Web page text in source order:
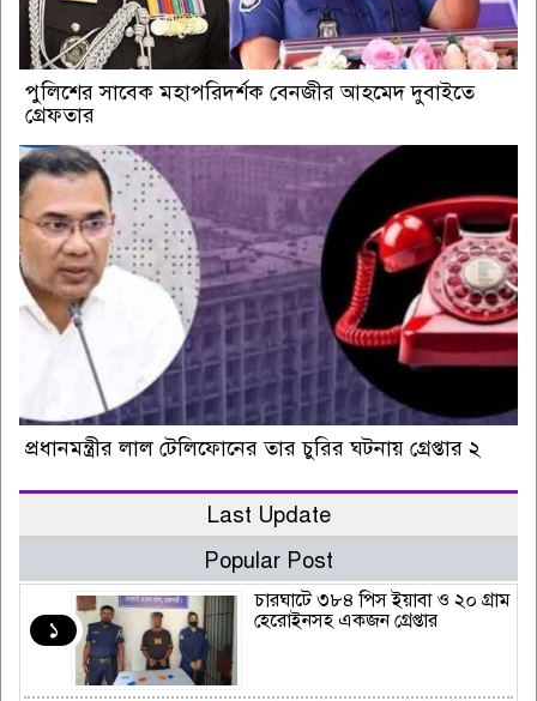
পুলিশের সাবেক মহাপরিদর্শক বেনজীর আহমেদ দুবাইতে
গ্রেফতার
প্রধানমন্ত্রীর লাল টেলিফোনের তার চুরির ঘটনায় গ্রেপ্তার ২
Last Update
Popular Post
১
চারঘাটে ৩৮৪ পিস ইয়াবা ও ২০ গ্রাম
হেরোইনসহ একজন গ্রেপ্তার